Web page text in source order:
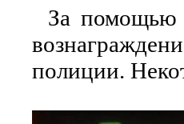
За помощью
полиции.